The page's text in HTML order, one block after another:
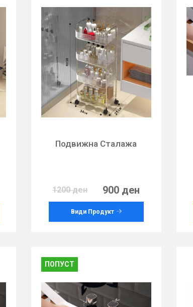
Подвижна Сталажа
1200 ден 900 ден
Види Продукт
ПОПУСТ